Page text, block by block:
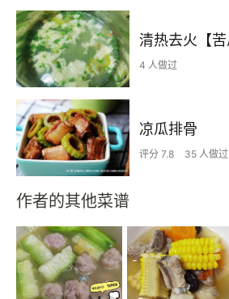
清热去火【苦
4 人做过
凉瓜排骨
评分 7.8 35 人做过
作者的其他菜谱